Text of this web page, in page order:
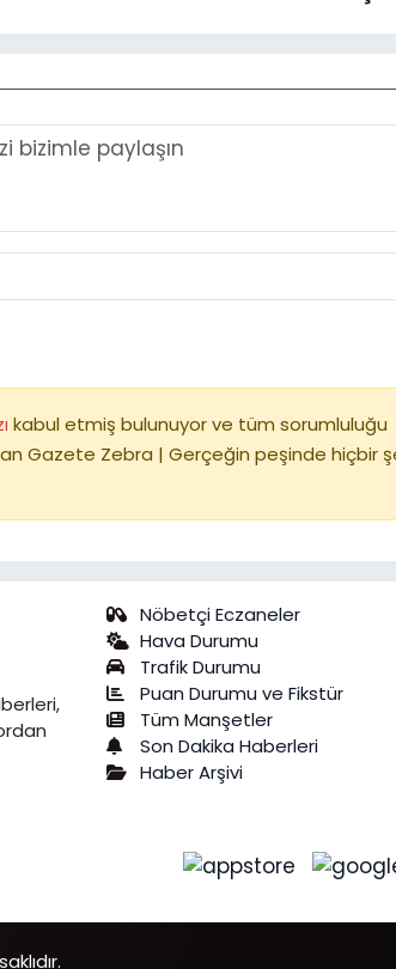
kabul etmiş bulunuyor ve tüm sorumluluğu
Gazete Zebra | Gerçeğin peşinde hiçbir
Nöbetçi Eczaneler
Hava Durumu
Trafik Durumu
Puan Durumu ve Fikstür
Tüm Manşetler
Son Dakika Haberleri
Haber Arşivi